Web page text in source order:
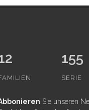
155
SERIE
Sie unseren